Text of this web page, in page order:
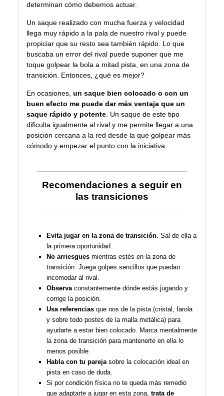
determinan cómo debemos actuar.
Un saque realizado con mucha fuerza y velocidad
llega muy rápido a la pala de nuestro rival y puede
propiciar que su resto sea también rápido. Lo que
buscaba un error del rival puede suponer que me
toque golpear la bola a mitad pista, en una zona de
transición. Entonces, ¿qué es mejor?
En ocasiones,un saque bien colocado o con un
buen efecto me puede dar más ventaja que un
saque rápido y potente . Un saque de este tipo
dificulta igualmente al rival y me permite llegar a una
posición cercana a la red desde la que golpear más
cómodo y empezar el punto con la iniciativa.
Recomendaciones a seguir en
las transiciones
Evita jugar en la zona de transición. Sal de ella a
la primera oportunidad.
No arriesgues mientras estés en la zona de
transición. Juega golpes sencillos que puedan
incomodar al rival.
Observaconstantemente dónde estás jugando y
corrige la posición.
Usa referencias que nos de la pista (cristal, farola
y sobre todo postes de la malla metálica) para
ayudarte a estar bien colocado. Marca mentalmente
la zona de transición para mantenerte en ella lo
menos posible.
Habla con tu parejasobre la colocación ideal en
pista en caso de duda.
Si por condición física no te queda más remedio
que adaptarte a jugar en esta zona,trata de